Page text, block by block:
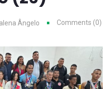
Ângelo Comments (0)